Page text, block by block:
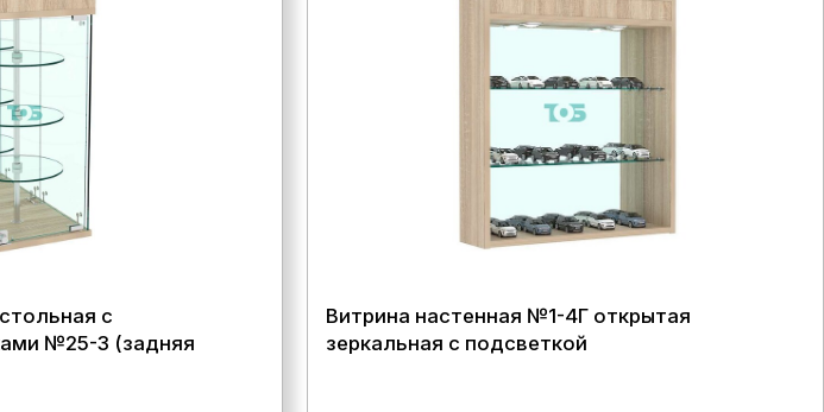
с
№25-3 (задняя
Витрина настенная №1-4Г открытая
зеркальная с подсветкой